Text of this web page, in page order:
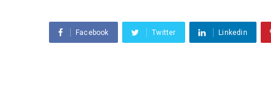
Facebook Twitter Linkedin